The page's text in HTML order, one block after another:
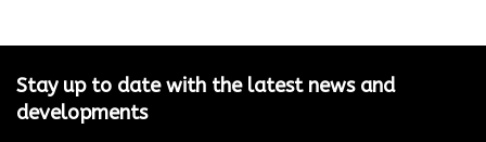
Stay up to date with the latest news and
developments